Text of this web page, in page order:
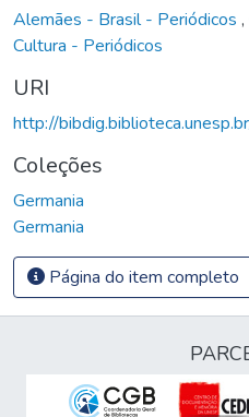
Alemães - Brasil - Periódicos ,
Cultura - Periódicos
URI
http://
Coleções
Germania
Germania
Página do item completo